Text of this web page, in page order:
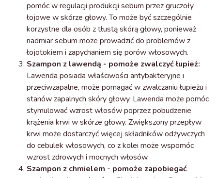
pomóc w regulacji produkcji sebum przez gruczoły
łojowe w skórze głowy. To może być szczególnie
korzystne dla osób z tłustą skórą głowy, ponieważ
nadmiar sebum może prowadzić do problemów z
łojotokiem i zapychaniem się porów włosowych.
Szampon z lawendą - pomoże zwalczyć łupież:
Lawenda posiada właściwości antybakteryjne i
przeciwzapalne, może pomagać w zwalczaniu łupieżu i
stanów zapalnych skóry głowy. Lawenda może pomóc
stymulować wzrost włosów poprzez pobudzenie
krążenia krwi w skórze głowy. Zwiększony przepływ
krwi może dostarczyć więcej składników odżywczych
do cebulek włosowych, co z kolei może wspomóc
wzrost zdrowych i mocnych włosów.
Szampon z chmielem - pomoże zapobiegać